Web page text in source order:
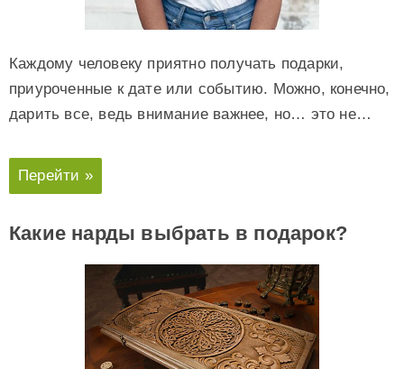
Каждому человеку приятно получать подарки,
приуроченные к дате или событию. Можно, конечно,
дарить все, ведь внимание важнее, но… это не…
Перейти »
Какие нарды выбрать в подарок?